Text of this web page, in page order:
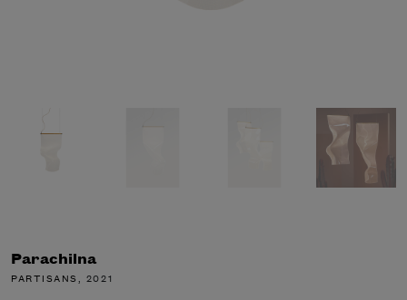
Parachilna
PARTISANS, 2021